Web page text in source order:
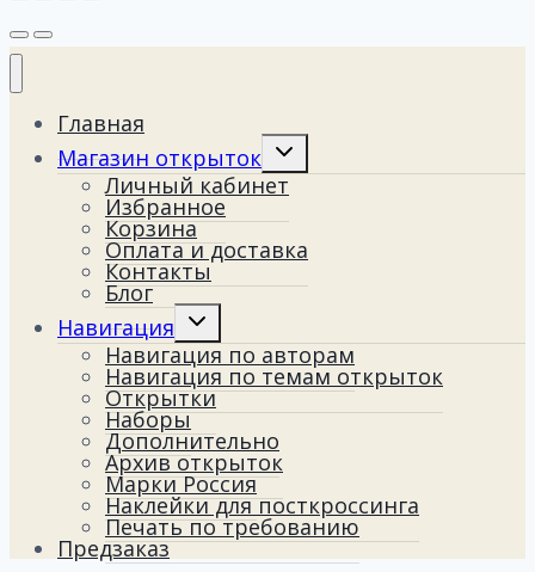
Главная
Магазин открыток
Переключить
дочернее
меню
Личный кабинет
Избранное
Корзина
Оплата и доставка
Контакты
Блог
Навигация
Переключить
дочернее
меню
Навигация по авторам
Навигация по темам открыток
Открытки
Наборы
Дополнительно
Архив открыток
Марки Россия
Наклейки для посткроссинга
Печать по требованию
Предзаказ